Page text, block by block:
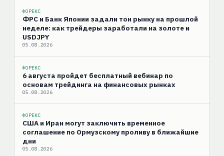
ФОРЕКС
ФРС и Банк Японии задали тон рынку на прошлой
неделе: как трейдеры заработали на золоте и
USDJPY
05.08.2026
ФОРЕКС
6 августа пройдет бесплатный вебинар по
основам трейдинга на финансовых рынках
05.08.2026
ФОРЕКС
США и Иран могут заключить временное
соглашение по Ормузскому проливу в ближайшие
дни
05.08.2026